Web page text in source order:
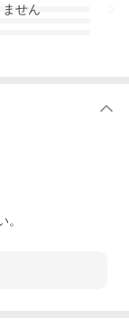
下さい。
・サイズ・形な
せん
。